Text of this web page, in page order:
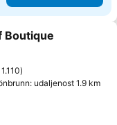
favorite
Boutique
1.110
udaljenost 1.9 km